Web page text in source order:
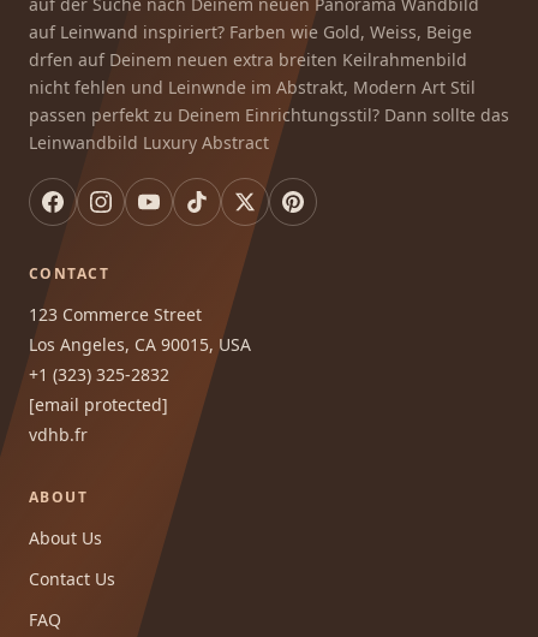
auf Leinwand inspiriert? Farben wie Gold, Weiss, Beige
drfen auf Deinem neuen extra breiten Keilrahmenbild
nicht fehlen und Leinwnde im Abstrakt, Modern Art Stil
passen perfekt zu Deinem Einrichtungsstil? Dann sollte das
Leinwandbild Luxury Abstract
CONTACT
123 Commerce Street
Los Angeles, CA 90015, USA
+1 (323) 325-2832
[email protected]
vdhb.fr
ABOUT
About Us
Contact Us
FAQ